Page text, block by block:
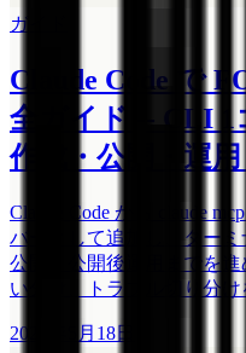
ガイド
Claude Code で
全ガイド -- CLI
作成・公開・運
Claude Code から claude
バーとして追加し、ターミ
公開・公開後運用までを進
い分け、トラブル切り分け
2026年5月18日